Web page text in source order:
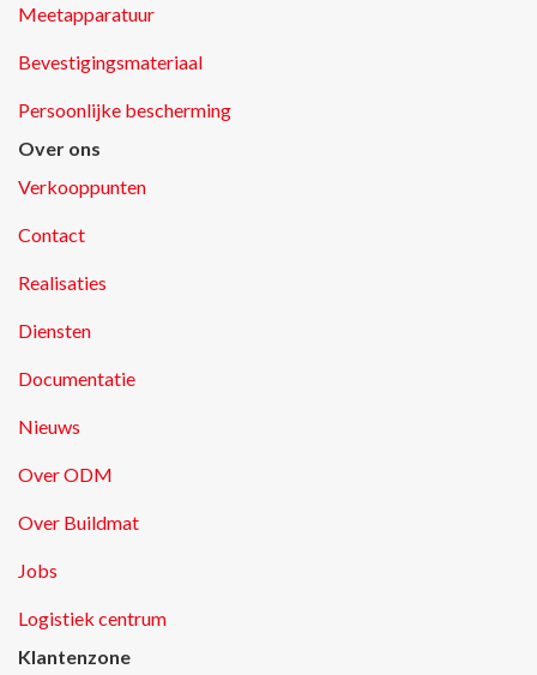
Meetapparatuur
Bevestigingsmateriaal
Persoonlijke bescherming
Over ons
Verkooppunten
Contact
Realisaties
Diensten
Documentatie
Nieuws
Over ODM
Over Buildmat
Jobs
Logistiek centrum
Klantenzone